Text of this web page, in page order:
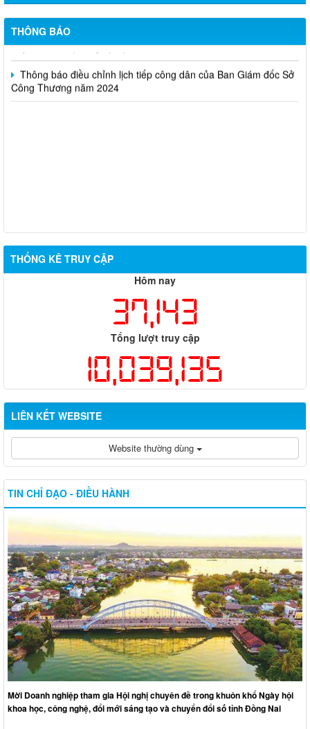
THÔNG BÁO
Thông báo lựa chọn nhà thầu thực hiện gói thầu: “tổ chức tập
huấn kinh doanh online hiệu quả trên các kênh thương mại điện
tử phổ biến hiện nay” (SA)
Thông báo điều chỉnh lịch tiếp công dân của Ban Giám đốc Sở
Công Thương năm 2024
THỐNG KÊ TRUY CẬP
Hôm nay
37,143
Tổng lượt truy cập
10,039,135
LIÊN KẾT WEBSITE
Website thường dùng
TIN CHỈ ĐẠO - ĐIỀU HÀNH
Mời Doanh nghiệp tham gia Hội nghị chuyên đề trong khuôn khổ Ngày hội
khoa học, công nghệ, đổi mới sáng tạo và chuyển đổi số tỉnh Đồng Nai